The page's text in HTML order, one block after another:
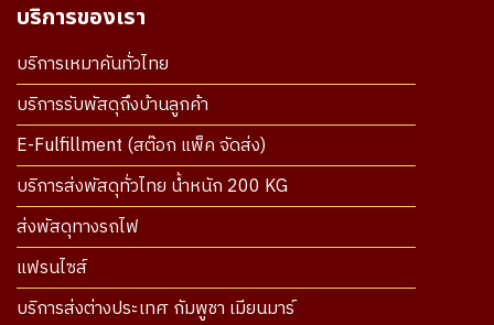
บริการของเรา
บริการเหมาคันทั่วไทย
บริการรับพัสดุถึงบ้านลูกค้า
E-Fulfillment (สต๊อก แพ็ค จัดส่ง)
บริการส่งพัสดุทั่วไทย น้ำหนัก 200 KG
ส่งพัสดุทางรถไฟ
แฟรนไซส์
บริการส่งต่างประเทศ กัมพูชา เมียนมาร์